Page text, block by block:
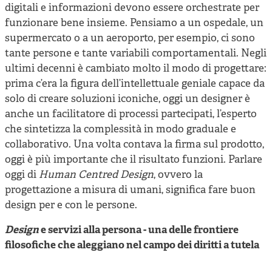
digitali e informazioni devono essere orchestrate per
funzionare bene insieme. Pensiamo a un ospedale, un
supermercato o a un aeroporto, per esempio, ci sono
tante persone e tante variabili comportamentali. Negli
ultimi decenni è cambiato molto il modo di progettare:
prima c’era la figura dell’intellettuale geniale capace da
solo di creare soluzioni iconiche, oggi un designer è
anche un facilitatore di processi partecipati, l’esperto
che sintetizza la complessità in modo graduale e
collaborativo. Una volta contava la firma sul prodotto,
oggi è più importante che il risultato funzioni. Parlare
oggi di Human Centred Design, ovvero la
progettazione a misura di umani, significa fare buon
design per e con le persone.
Designe servizi alla persona - una delle frontiere
filosofiche che aleggiano nel campo dei diritti a tutela